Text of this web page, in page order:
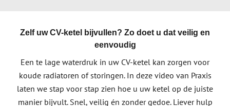
Zelf uw CV-ketel bijvullen? Zo doet u dat veilig en
eenvoudig
Een te lage waterdruk in uw CV-ketel kan zorgen voor
koude radiatoren of storingen. In deze video van Praxis
laten we stap voor stap zien hoe u uw ketel op de juiste
manier bijvult. Snel, veilig én zonder gedoe. Liever hulp